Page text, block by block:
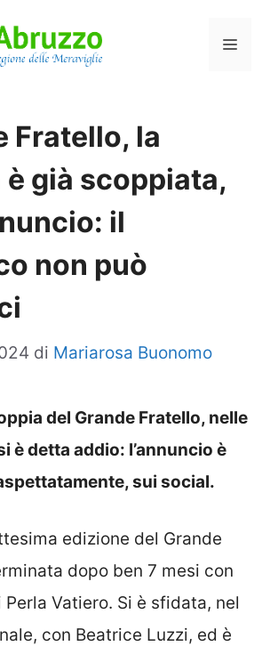
Menu
Fratello, la
già scoppiata,
il
non può
di Mariarosa Buonomo
del Grande Fratello, nelle
è detta addio: l’annuncio è
sui social.
edizione del Grande
dopo ben 7 mesi con
Vatiero. Si è sfidata, nel
con Beatrice Luzzi, ed è